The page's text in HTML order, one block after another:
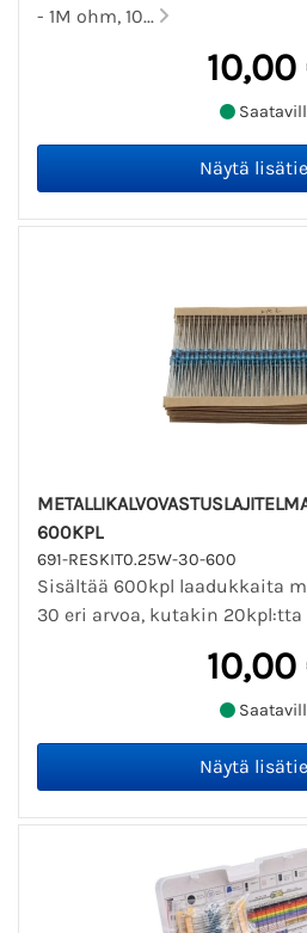
- 1M ohm, 10...
600KPL
691-RESKIT0.25W-30-600
Sisältää 600kpl laadukkaita
30 eri arvoa, kutakin 20kpl:tta